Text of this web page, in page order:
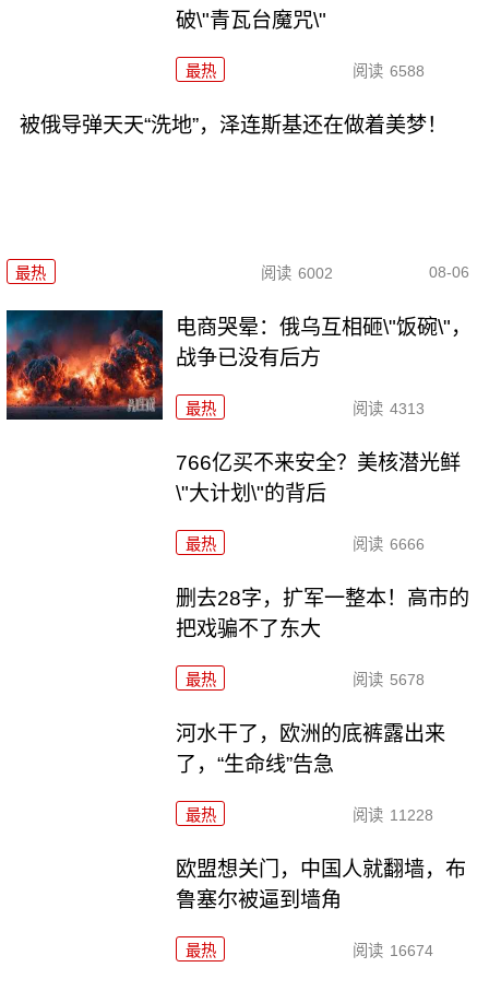
破\"青瓦台魔咒\"
最热 阅读 6588
被俄导弹天天“洗地”，泽连斯基还在做着美梦！
最热 阅读 6002 08-06
电商哭晕：俄乌互相砸\"饭碗\"，
战争已没有后方
最热 阅读 4313
766亿买不来安全？美核潜光鲜
\"大计划\"的背后
最热 阅读 6666
删去28字，扩军一整本！高市的
把戏骗不了东大
最热 阅读 5678
河水干了，欧洲的底裤露出来
了，“生命线”告急
最热 阅读 11228
欧盟想关门，中国人就翻墙，布
鲁塞尔被逼到墙角
最热 阅读 16674